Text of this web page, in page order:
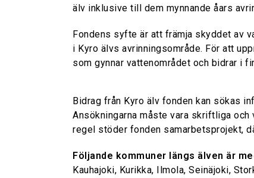
älv inklusive till dem mynnande åars
Fondens syfte är att främja skyddet av
i Kyro älvs avrinningsområde. För att
som gynnar vattenområdet och bidrar i
Bidrag från Kyro älv fonden kan sökas
Ansökningarna måste vara skriftliga
regel stöder fonden samarbetsprojekt,
Följande kommuner längs älven är
Kauhajoki, Kurikka, Ilmola, Seinäjoki,